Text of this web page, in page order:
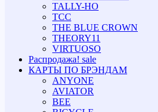
TALLY-HO
TCC
THE BLUE CROWN
THEORY11
VIRTUOSO
Распродажа! sale
КАРТЫ ПО БРЭНДАМ
ANYONE
AVIATOR
BEE